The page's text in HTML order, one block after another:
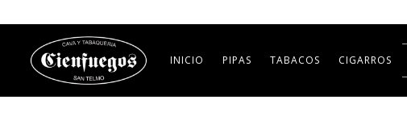
INICIO PIPAS TABACOS CIGARROS